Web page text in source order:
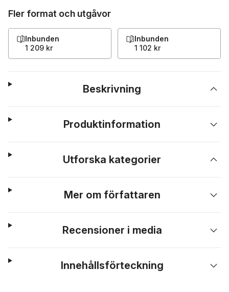
Fler format och utgåvor
Inbunden
1 209 kr
Inbunden
1 102 kr
Beskrivning
Produktinformation
Utforska kategorier
Mer om författaren
Recensioner i media
Innehållsförteckning